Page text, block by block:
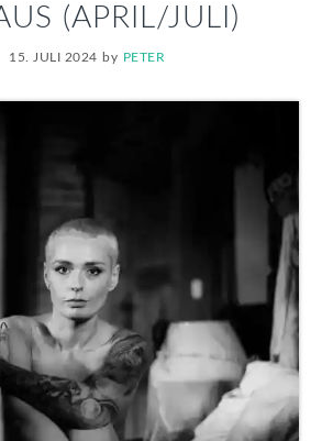
(APRIL/JULI)
15. JULI 2024 by PETER